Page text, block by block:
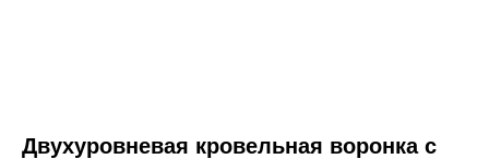
Двухуровневая кровельная воронка с